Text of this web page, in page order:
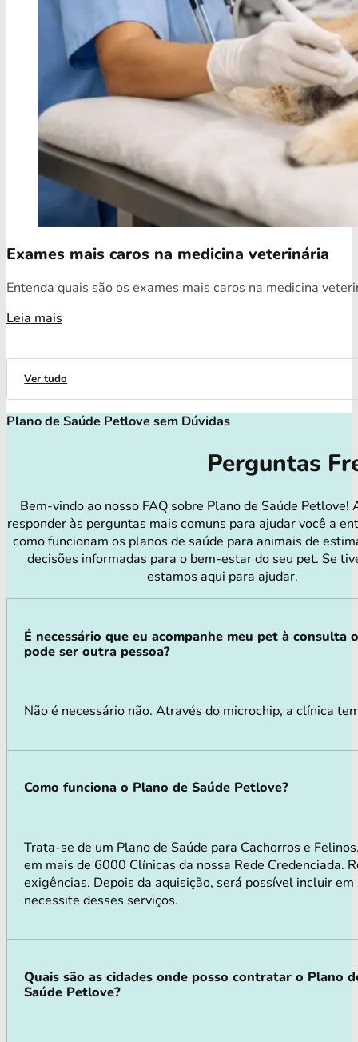
Exames mais caros na medicina veterinária
Entenda quais são os exames mais caros na medicina
Leia mais
Ver tudo
Plano de Saúde Petlove sem Dúvidas
Perguntas
Bem-vindo ao nosso FAQ sobre Plano de Saúde Petlove!
responder às perguntas mais comuns para ajudar você a
como funcionam os planos de saúde para animais de
decisões informadas para o bem-estar do seu pet. Se
estamos aqui para ajudar.
É necessário que eu acompanhe meu pet à consulta
pode ser outra pessoa?
Não é necessário não. Através do microchip, a clínica
Como funciona o Plano de Saúde Petlove?
Trata-se de um Plano de Saúde para Cachorros e
em mais de 6000 Clínicas da nossa Rede Credenciada.
exigências. Depois da aquisição, será possível incluir
necessite desses serviços.
Quais são as cidades onde posso contratar o Plano
Saúde Petlove?